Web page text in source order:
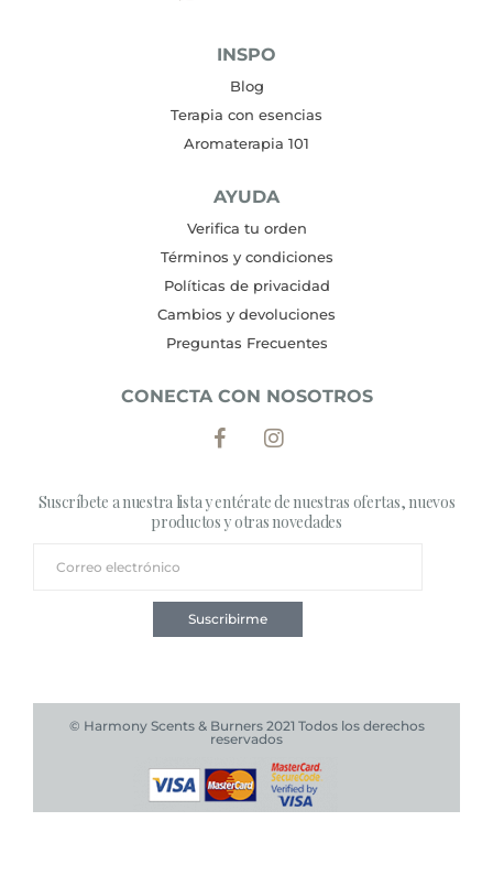
INSPO
Blog
Terapia con esencias
Aromaterapia 101
AYUDA
Verifica tu orden
Términos y condiciones
Políticas de privacidad
Cambios y devoluciones
Preguntas Frecuentes
CONECTA CON NOSOTROS
Suscríbete a nuestra lista y entérate de nuestras ofertas, nuevos
productos y otras novedades
Suscribirme
© Harmony Scents & Burners 2021 Todos los derechos
reservados